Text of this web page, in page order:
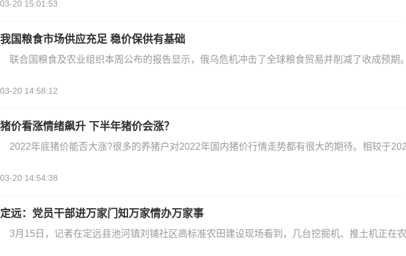
03-20 15:01:53
我国粮食市场供应充足 稳价保供有基础
联合国粮食及农业组织本周公布的报告显示，俄乌危机冲击了全球粮食贸易并削减了收成预期
03-20 14:58:12
猪价看涨情绪飙升 下半年猪价会涨？
2022年底猪价能否大涨?很多的养猪户对2022年国内猪价行情走势都有很大的期待。相较于
03-20 14:54:38
定远：党员干部进万家门知万家情办万家事
3月15日，记者在定远县池河镇刘铺社区高标准农田建设现场看到，几台挖掘机、推土机正在